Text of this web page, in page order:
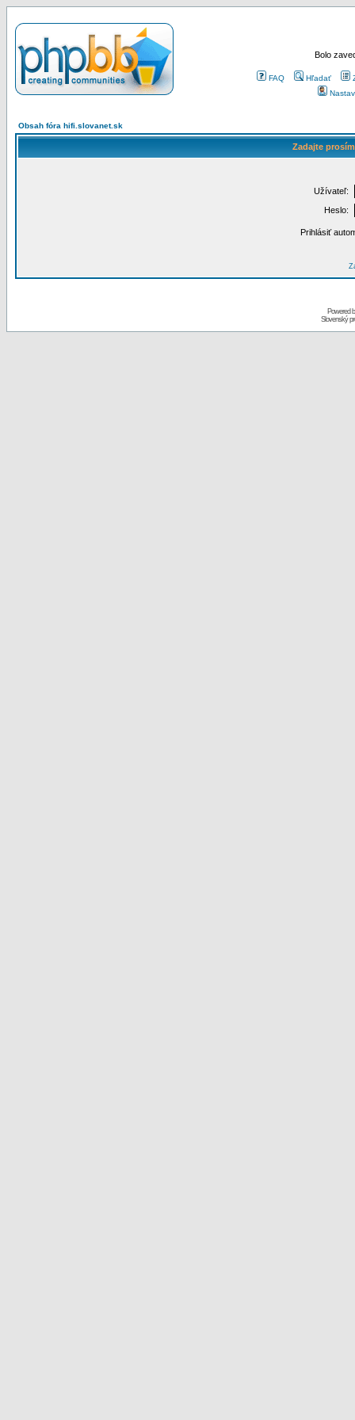
Bolo
FAQ Hľadať
Obsah fóra hifi.slovanet.sk
Zadajte
Užívateľ:
Heslo:
Prihlásiť
Powered
Slovenský